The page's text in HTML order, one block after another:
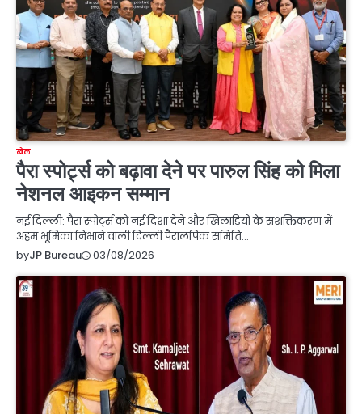
खेल
पैरा स्पोर्ट्स को बढ़ावा देने पर पारुल सिंह को मिला
नेशनल आइकन सम्मान
नई दिल्ली: पैरा स्पोर्ट्स को नई दिशा देने और खिलाड़ियों के सशक्तिकरण में
अहम भूमिका निभाने वाली दिल्ली पैरालंपिक समिति…
byJP Bureau 03/08/2026